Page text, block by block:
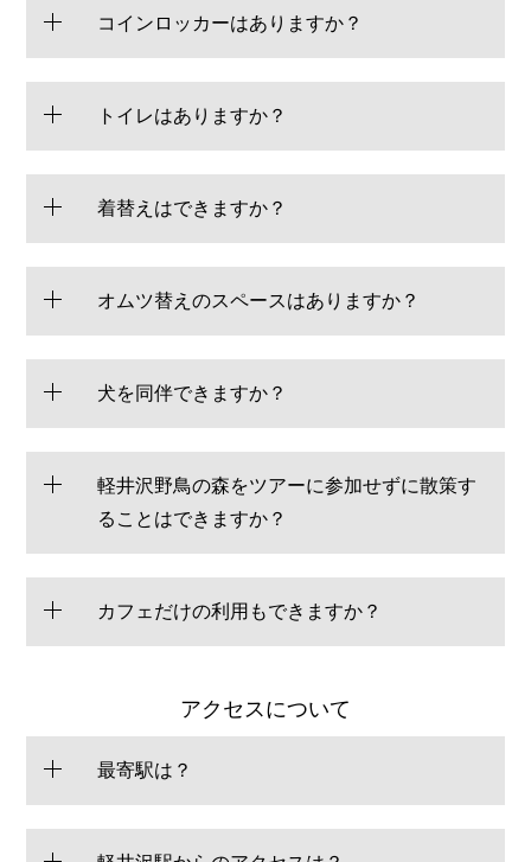
コインロッカーはありますか？
トイレはありますか？
着替えはできますか？
オムツ替えのスペースはありますか？
犬を同伴できますか？
軽井沢野鳥の森をツアーに参加せずに散策す
ることはできますか？
カフェだけの利用もできますか？
アクセスについて
最寄駅は？